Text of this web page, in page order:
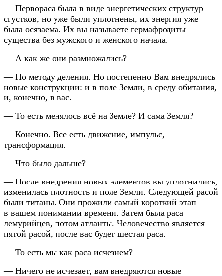
— Первораса была в виде энергетических структур —
сгустков, но уже были уплотнены, их энергия уже
была осязаема. Их вы называете гермафродиты —
существа без мужского и женского начала.
— А как же они размножались?
— По методу деления. Но постепенно Вам внедрялись
новые конструкции: и в поле Земли, в среду обитания,
и, конечно, в вас.
— То есть менялось всё на Земле? И сама Земля?
— Конечно. Все есть движение, импульс,
трансформация.
— Что было дальше?
— После внедрения новых элементов вы уплотнились,
изменилась плотность и поле Земли. Следующей расой
были титаны. Они прожили самый короткий этап
в вашем понимании времени. Затем была раса
лемурийцев, потом атланты. Человечество является
пятой расой, после вас будет шестая раса.
— То есть мы как раса исчезнем?
— Ничего не исчезает, вам внедряются новые